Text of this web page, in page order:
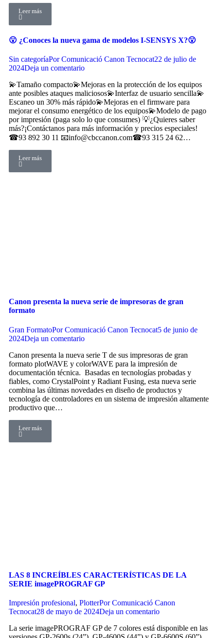
Leer más
😮 ¿Conoces la nueva gama de modelos I-SENSYS X?😮
Sin categoríaPorComunicació Canon Tecnocat22 de julio de
2024Deja un comentario
💫Tamaño compacto💫Mejoras en la protección de los equipos
ante posibles ataques maliciosos💫Interfaz de usuario sencilla💫
Escaneo un 30% más rápido💫Mejoras en el firmware para
mejorar el consumo energético de los equipos💫Modelo de pago
por impresión (paga solo lo que consumes) 💡¿Quieres saber
más?¡Contáctanos para más información y precios especiales!
☎93 892 30 11 📧info@cbccanon.com☎93 315 24 62…
Leer más
Canon presenta la nueva serie de impresoras de gran
formato
Gran FormatoPorComunicació Canon Tecnocat5 de junio de
2024Deja un comentario
Canon presenta la nueva serie T de sus impresoras de gran
formato plotWAVE y colorWAVE para la impresión de
documentación técnica. Basadas en tecnologías probadas y
fiables, como CrystalPoint y Radiant Fusing, esta nueva serie
combina las últimas novedades en diseño de productos y
tecnología de controladores en un sistema de impresión altamente
productivo que…
Leer más
LAS 8 INCREÍBLES CARACTERÍSTICAS DE LA
SERIE imagePROGRAF GP
Impresión profesional, PlotterPorComunicació Canon
Tecnocat28 de mayo de 2024Deja un comentario
La serie imagePROGRAF GP de 7 colores está disponible en las